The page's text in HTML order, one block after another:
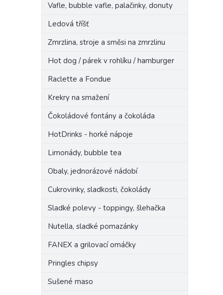
Vafle, bubble vafle, palačinky, donuty
Ledová tříšť
Zmrzlina, stroje a směsi na zmrzlinu
Hot dog / párek v rohlíku / hamburger
Raclette a Fondue
Krekry na smažení
Čokoládové fontány a čokoláda
HotDrinks - horké nápoje
Limonády, bubble tea
Obaly, jednorázové nádobí
Cukrovinky, sladkosti, čokolády
Sladké polevy - toppingy, šlehačka
Nutella, sladké pomazánky
FANEX a grilovací omáčky
Pringles chipsy
Sušené maso